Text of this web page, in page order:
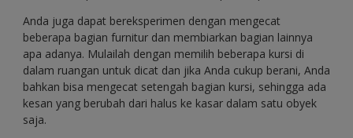
Anda juga dapat bereksperimen dengan mengecat
beberapa bagian furnitur dan membiarkan bagian lainnya
apa adanya. Mulailah dengan memilih beberapa kursi di
dalam ruangan untuk dicat dan jika Anda cukup berani, Anda
bahkan bisa mengecat setengah bagian kursi, sehingga ada
kesan yang berubah dari halus ke kasar dalam satu obyek
saja.